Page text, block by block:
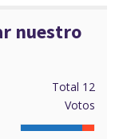
nuestro
Total 12
Votos